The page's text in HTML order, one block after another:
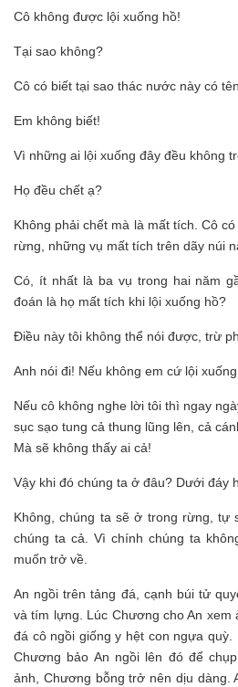
Cô không được lội xuống hồ!
Tại sao không?
Cô có biết tại sao thác nước này có
Em không biết!
Vì những ai lội xuống đây đều không
Họ đều chết ạ?
Không phải chết mà là mất tích. Cô
rừng, những vụ mất tích trên dãy núi
Có, ít nhất là ba vụ trong hai năm
đoán là họ mất tích khi lội xuống hồ?
Điều này tôi không thể nói được, trừ
Anh nói đi! Nếu không em cứ lội
Nếu cô không nghe lời tôi thì ngay
sục sạo tung cả thung lũng lên, cả
Mà sẽ không thấy ai cả!
Vậy khi đó chúng ta ở đâu? Dưới đáy
Không, chúng ta sẽ ở trong rừng, tự
chúng ta cả. Vì chính chúng ta
muốn trở về.
An ngồi trên tảng đá, cạnh búi tử
và tím lựng. Lúc Chương cho An xem
đá cô ngồi giống y hệt con ngựa quỳ.
Chương bảo An ngồi lên đó để
ảnh, Chương bỗng trở nên dịu dàng.